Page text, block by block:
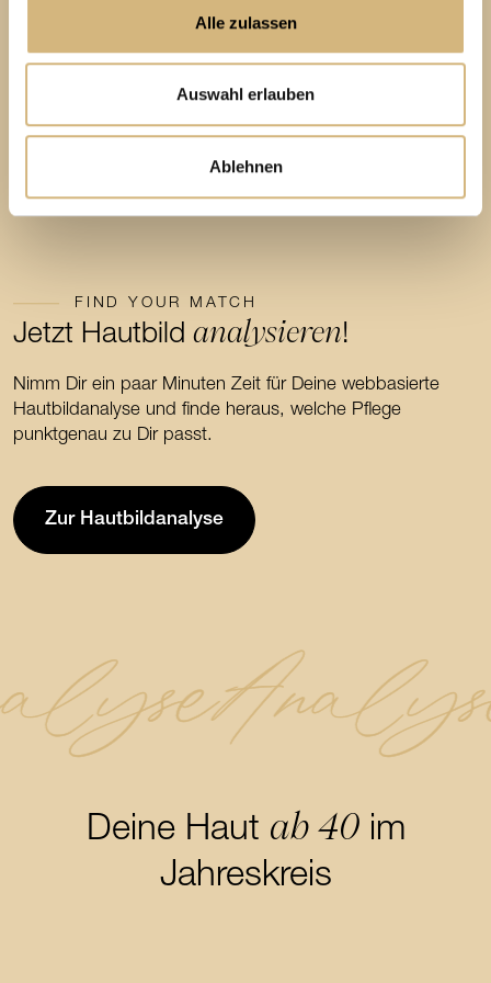
Alle zulassen
Auswahl erlauben
Ablehnen
FIND YOUR MATCH
Jetzt Hautbildanalysieren!
Nimm Dir ein paar Minuten Zeit für Deine webbasierte
Hautbildanalyse und finde heraus, welche Pflege
punktgenau zu Dir passt.
Zur Hautbildanalyse
Deine Haut ab 40im
Jahreskreis